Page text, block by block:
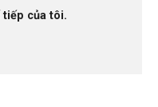
của tôi.